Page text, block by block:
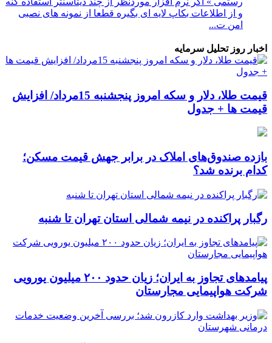
و از اطلاعات بکاپ لایه ای بگیره قطعا از نمونه های نصبی
امن ت...
اخبار روز تحلیل سرمایه
قیمت طلا، دلار و سکه امروز پنجشنبه 15مرداد/ افزایش
قیمت ها + جدول
بازده صندوق‌های املاک در برابر جهش قیمت مسکن؛
کدام برنده شد؟
رگبار پراکنده در نیمه شمالی استان تهران تا شنبه
پیامدهای تجاوز به ایران؛ زیان حدود ۲۰۰ میلیون یورویی
شرکت هواپیمایی مجارستان